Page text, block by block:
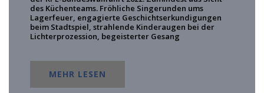
des Küchenteams. Fröhliche Singerunden ums
Lagerfeuer, engagierte Geschichtserkundigungen
beim Stadtspiel, strahlende Kinderaugen bei der
Lichterprozession, begeisterter Gesang
MEHR LESEN